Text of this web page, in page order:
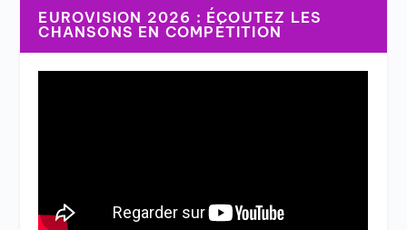
EUROVISION 2026 : ÉCOUTEZ LES
CHANSONS EN COMPÉTITION